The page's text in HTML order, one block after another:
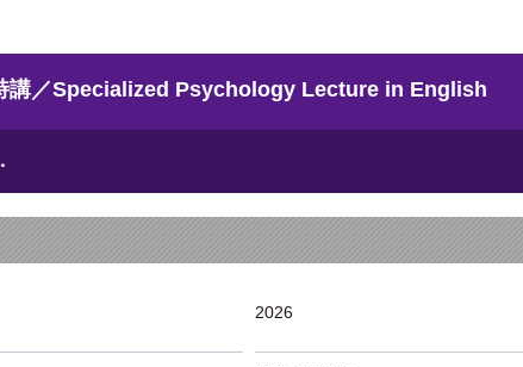
講／Specialized Psychology Lecture in English
2026